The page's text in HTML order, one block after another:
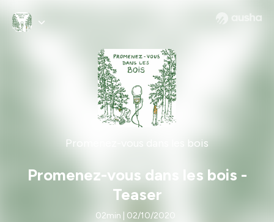
Promenez-vous dans les bois
Promenez-vous dans les bois -
Teaser
02min | 02/10/2020